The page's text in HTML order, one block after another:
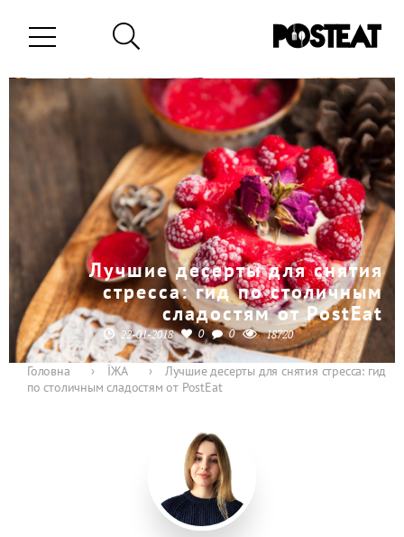
Лучшие десерты для снятия
стресса: гид по столичным
сладостям от PostEat
22-01-2018 0 0 18720
Головна › ЇЖА ›
Лучшие десерты для снятия стресса: гид
по столичным сладостям от PostEat